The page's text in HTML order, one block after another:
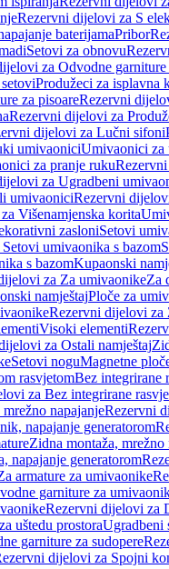
Rezervni dijelovi za S
baterijamaPribor
Setovi za obnovu
za Odvodne
Produžeci za isplavna
za pisoareRezervni
Rezervni dijelovi za
dijelovi za Lučni sifoni
umivaoniciUmivaonici za
za pranje ruku
za Ugradbeni
umivaoniciRezervni
Višenamjenska korita
zasloniSetovi
umivaonika s bazom
s bazomKupaonski
za Za umivaonikeZa
namještajPloče za
Rezervni dijelovi za
Visoki elementi
za Ostali namještaj
Setovi noguMagnetne
rasvjetomBez integrirane
za Bez integrirane
napajanjeRezervni
napajanje generatorom
Zidna montaža, mrežno
napajanje generatorom
armature za umivaonike
garniture za
Rezervni dijelovi za
uštedu prostoraUgradbeni
garniture za sudopere
dijelovi za Spojni